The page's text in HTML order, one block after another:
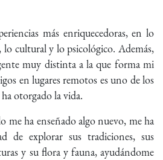
más enriquecedoras, en lo
cultural y lo psicológico. Además,
muy distinta a la que forma mi
en lugares remotos es uno de los
otorgado la vida.
me ha enseñado algo nuevo, me ha
de explorar sus tradiciones, sus
y su flora y fauna, ayudándome